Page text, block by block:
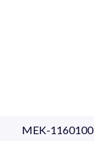
MEK-1160100